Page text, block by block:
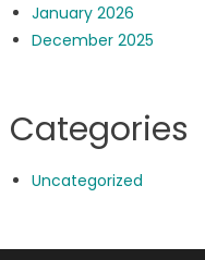
January 2026
December 2025
Categories
Uncategorized